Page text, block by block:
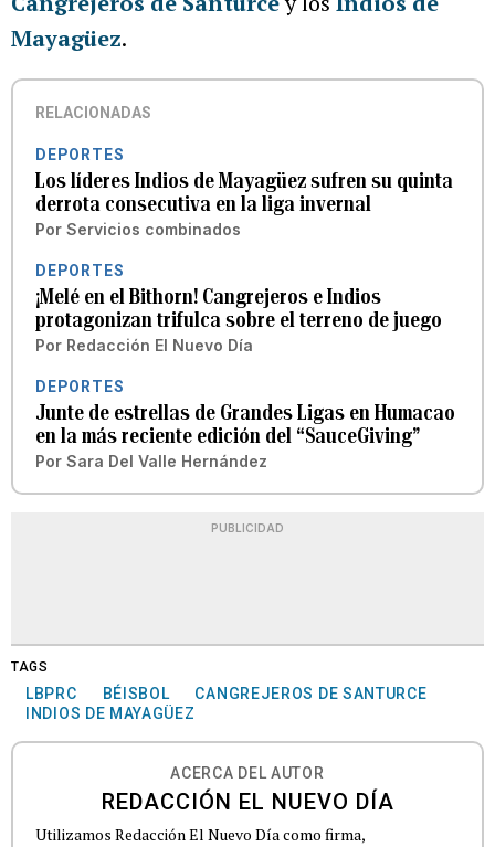
Mayagüez.
RELACIONADAS
DEPORTES
Los líderes Indios de Mayagüez sufren su quinta
derrota consecutiva en la liga invernal
Por Servicios combinados
DEPORTES
¡Melé en el Bithorn! Cangrejeros e Indios
protagonizan trifulca sobre el terreno de juego
Por Redacción El Nuevo Día
DEPORTES
Junte de estrellas de Grandes Ligas en Humacao
en la más reciente edición del “SauceGiving”
Por Sara Del Valle Hernández
PUBLICIDAD
TAGS
LBPRC BÉISBOL
CANGREJEROS DE SANTURCE
INDIOS DE MAYAGÜEZ
ACERCA DEL AUTOR
REDACCIÓN EL NUEVO DÍA
Utilizamos Redacción El Nuevo Día como firma,